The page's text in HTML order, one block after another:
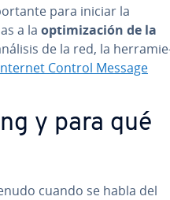
para iniciar la
a la op­ti­mi­za­ción de la
de la red, la
Control Message
y para qué
cuando se habla del